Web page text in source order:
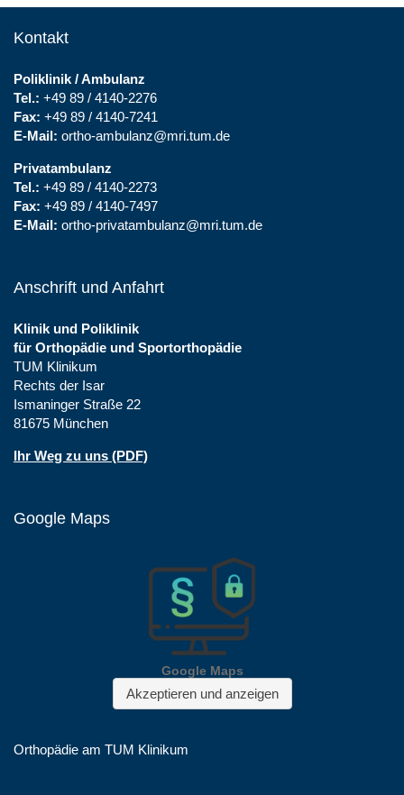
Kontakt
Poliklinik / Ambulanz
Tel.: +49 89 / 4140-2276
Fax: +49 89 / 4140-7241
E-Mail: ortho-ambulanz@mri.tum.de
Privatambulanz
Tel.: +49 89 / 4140-2273
Fax: +49 89 / 4140-7497
E-Mail: ortho-privatambulanz@mri.tum.de
Anschrift und Anfahrt
Klinik und Poliklinik
für Orthopädie und Sportorthopädie
TUM Klinikum
Rechts der Isar
Ismaninger Straße 22
81675 München
Ihr Weg zu uns (PDF)
Google Maps
Orthopädie am TUM Klinikum